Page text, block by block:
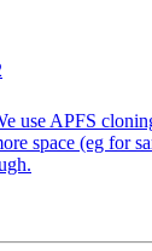
use APFS
space (eg for